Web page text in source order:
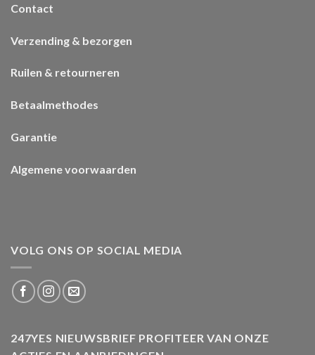
Contact
Verzending & bezorgen
Ruilen & retourneren
Betaalmethodes
Garantie
Algemene voorwaarden
VOLG ONS OP SOCIAL MEDIA
247YES NIEUWSBRIEF PROFITEER VAN ONZE